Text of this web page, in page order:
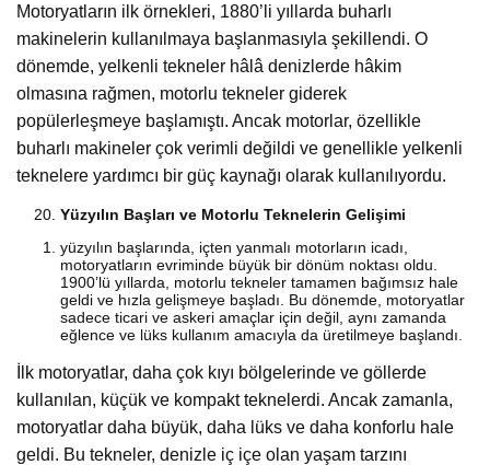
Motoryatların ilk örnekleri, 1880’li yıllarda buharlı
makinelerin kullanılmaya başlanmasıyla şekillendi. O
dönemde, yelkenli tekneler hâlâ denizlerde hâkim
olmasına rağmen, motorlu tekneler giderek
popülerleşmeye başlamıştı. Ancak motorlar, özellikle
buharlı makineler çok verimli değildi ve genellikle yelkenli
teknelere yardımcı bir güç kaynağı olarak kullanılıyordu.
Yüzyılın Başları ve Motorlu Teknelerin Gelişimi
yüzyılın başlarında, içten yanmalı motorların icadı,
motoryatların evriminde büyük bir dönüm noktası oldu.
1900’lü yıllarda, motorlu tekneler tamamen bağımsız hale
geldi ve hızla gelişmeye başladı. Bu dönemde, motoryatlar
sadece ticari ve askeri amaçlar için değil, aynı zamanda
eğlence ve lüks kullanım amacıyla da üretilmeye başlandı.
İlk motoryatlar, daha çok kıyı bölgelerinde ve göllerde
kullanılan, küçük ve kompakt teknelerdi. Ancak zamanla,
motoryatlar daha büyük, daha lüks ve daha konforlu hale
geldi. Bu tekneler, denizle iç içe olan yaşam tarzını